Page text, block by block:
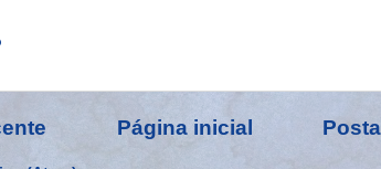
Página inicial